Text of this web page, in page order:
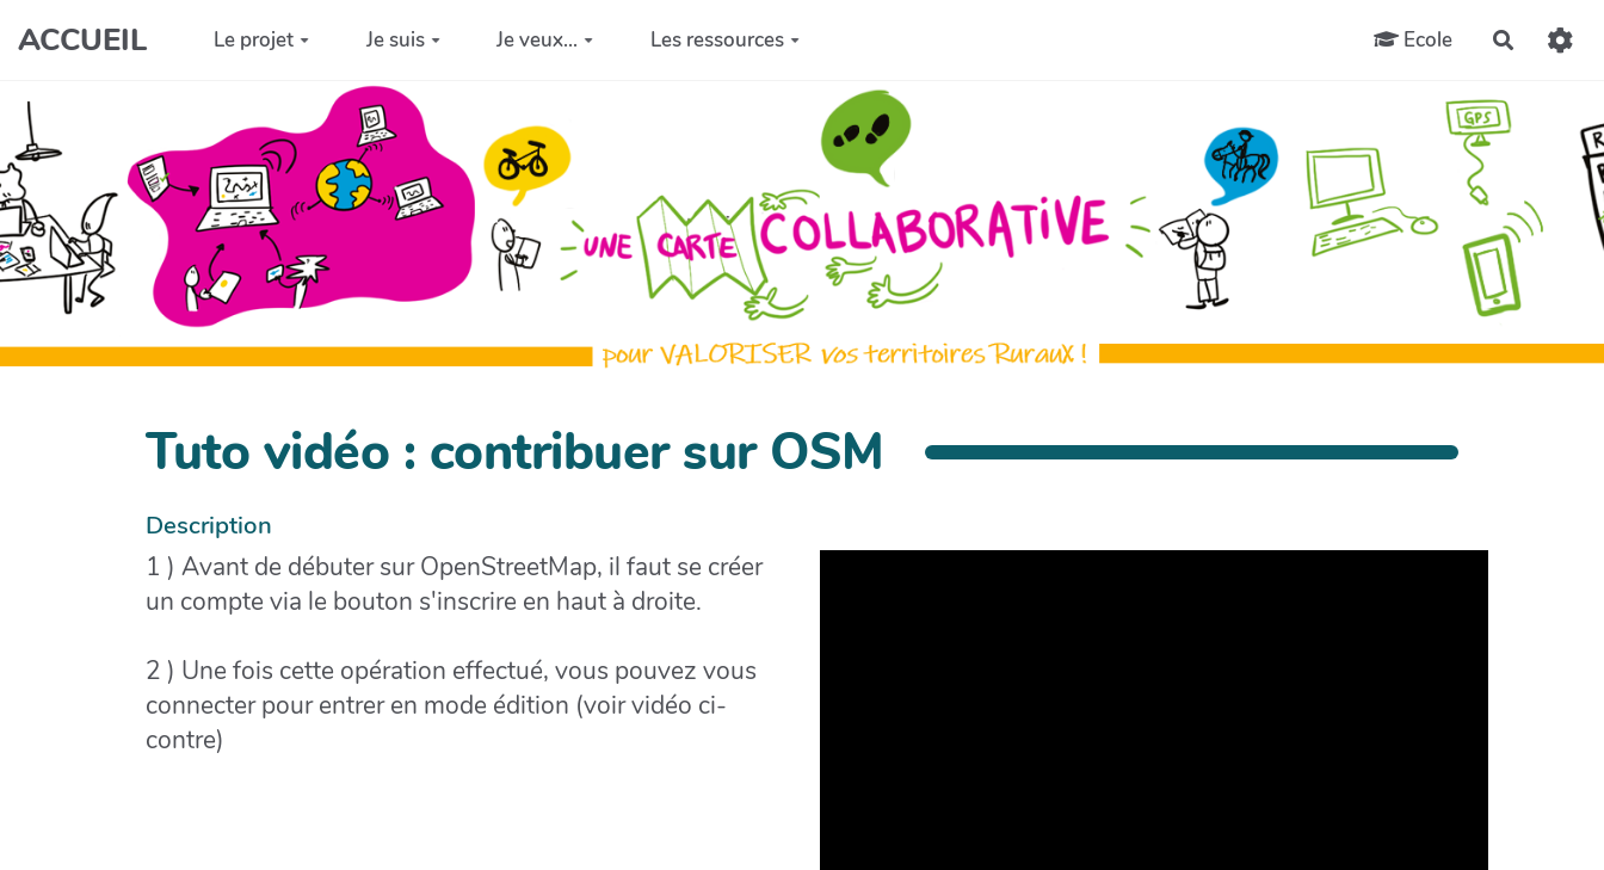
Aller au contenu principal
ACCUEIL Le projet Je suis Je veux... Les ressources Ecole
Tuto vidéo : contribuer sur OSM
Description
1 ) Avant de débuter sur OpenStreetMap, il faut se créer
un compte via le bouton s'inscrire en haut à droite.
2 ) Une fois cette opération effectué, vous pouvez vous
connecter pour entrer en mode édition (voir vidéo ci-
contre)